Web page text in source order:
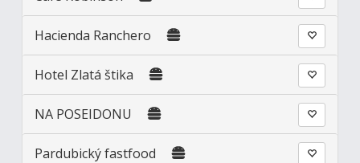
Hacienda Ranchero
Hotel Zlatá štika
NA POSEIDONU
Pardubický fastfood